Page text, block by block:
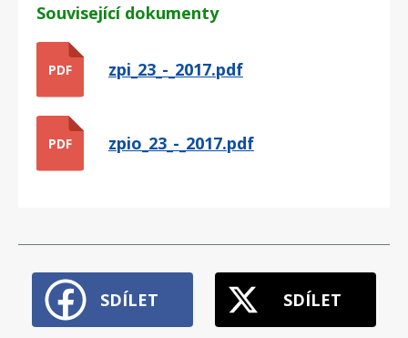
Související dokumenty
PDF zpi_23_-_2017.pdf
PDF zpio_23_-_2017.pdf
SDÍLET SDÍLET